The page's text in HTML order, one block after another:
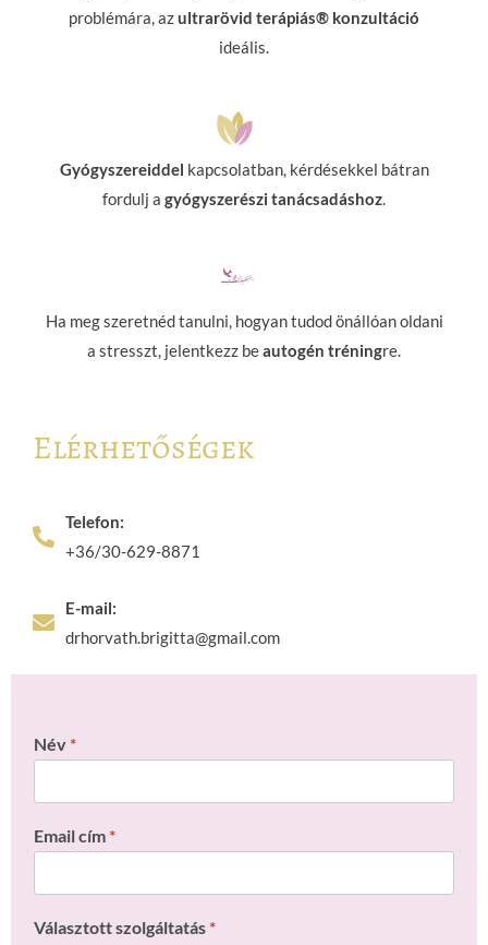
Név *
Email cím *
Választott szolgáltatás *
problémára, azultrarövid terápiás® konzultáció
ideális.
Gyógyszereiddel kapcsolatban, kérdésekkel bátran
fordulj a gyógyszerészi tanácsadáshoz.
Ha meg szeretnéd tanulni, hogyan tudod önállóan oldani
a stresszt, jelentkezz beautogén tréningre.
Elérhetőségek
Telefon:
+36/30-629-8871
E-mail:
drhorvath.brigitta@gmail.com